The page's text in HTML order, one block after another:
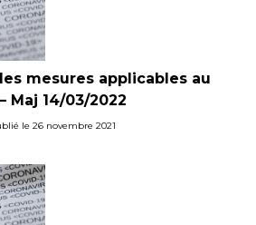
mesures applicables au
Maj 14/03/2022
le 26 novembre 2021